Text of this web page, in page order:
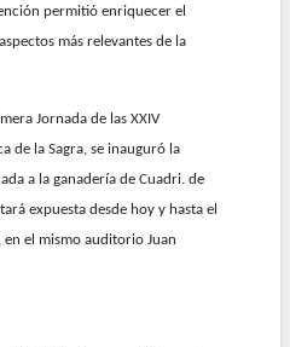
permitió enriquecer el
más relevantes de la
Jornada de las XXIV
de la Sagra, se inauguró la
a la ganadería de Cuadri. de
expuesta desde hoy y hasta el
el mismo auditorio Juan